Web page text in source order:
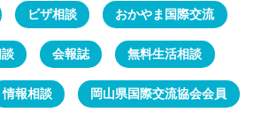
ビザ相談 おかやま国際交流
会報誌 無料生活相談
情報相談 岡山県国際交流協会会員